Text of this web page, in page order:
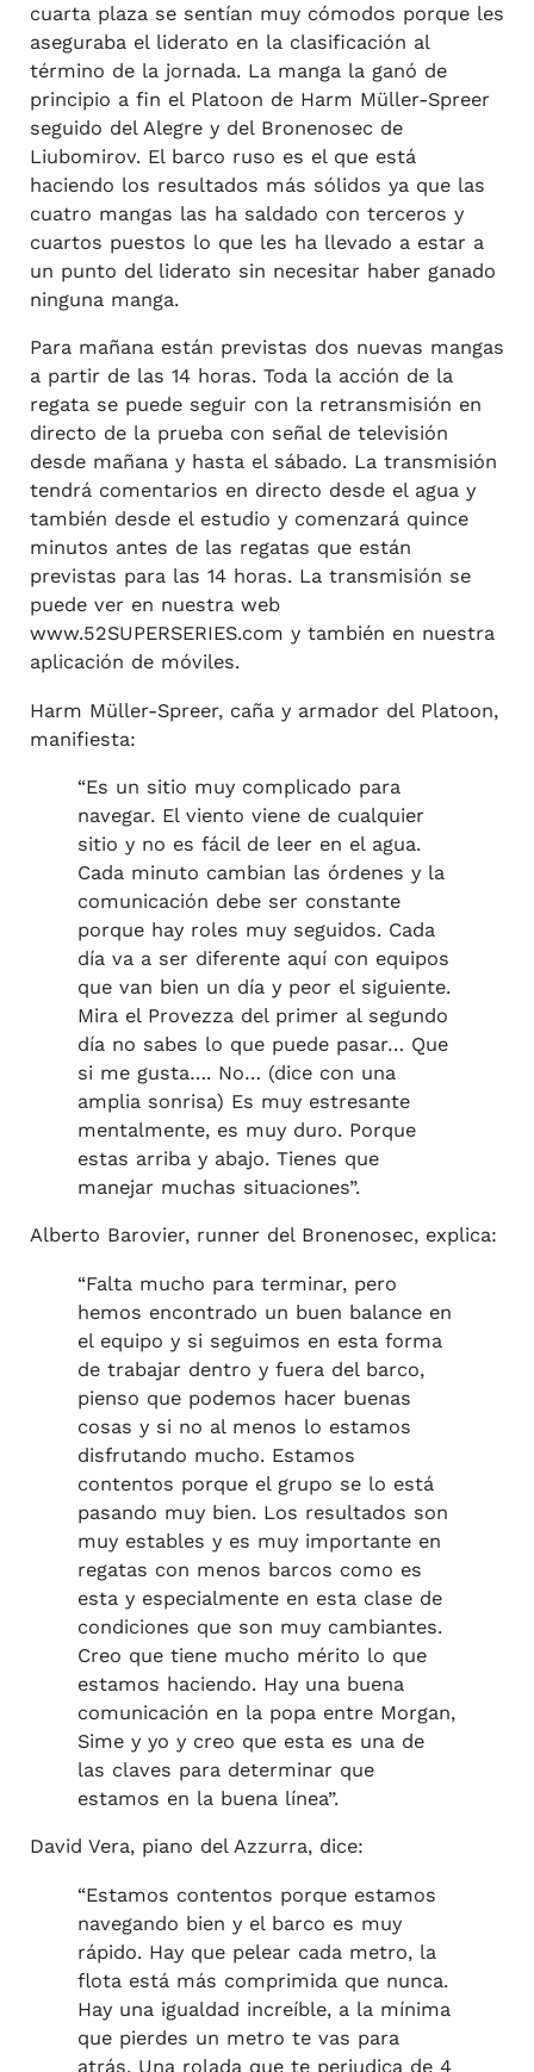
cuarta plaza se sentían muy cómodos porque les
aseguraba el liderato en la clasificación al
término de la jornada. La manga la ganó de
principio a fin el Platoon de Harm Müller-Spreer
seguido del Alegre y del Bronenosec de
Liubomirov. El barco ruso es el que está
haciendo los resultados más sólidos ya que las
cuatro mangas las ha saldado con terceros y
cuartos puestos lo que les ha llevado a estar a
un punto del liderato sin necesitar haber ganado
ninguna manga.
Para mañana están previstas dos nuevas mangas
a partir de las 14 horas. Toda la acción de la
regata se puede seguir con la retransmisión en
directo de la prueba con señal de televisión
desde mañana y hasta el sábado. La transmisión
tendrá comentarios en directo desde el agua y
también desde el estudio y comenzará quince
minutos antes de las regatas que están
previstas para las 14 horas. La transmisión se
puede ver en nuestra web
www.52SUPERSERIES.com y también en nuestra
aplicación de móviles.
Harm Müller-Spreer, caña y armador del Platoon,
manifiesta:
“Es un sitio muy complicado para
navegar. El viento viene de cualquier
sitio y no es fácil de leer en el agua.
Cada minuto cambian las órdenes y la
comunicación debe ser constante
porque hay roles muy seguidos. Cada
día va a ser diferente aquí con equipos
que van bien un día y peor el siguiente.
Mira el Provezza del primer al segundo
día no sabes lo que puede pasar… Que
si me gusta…. No… (dice con una
amplia sonrisa) Es muy estresante
mentalmente, es muy duro. Porque
estas arriba y abajo. Tienes que
manejar muchas situaciones”.
Alberto Barovier, runner del Bronenosec, explica:
“Falta mucho para terminar, pero
hemos encontrado un buen balance en
el equipo y si seguimos en esta forma
de trabajar dentro y fuera del barco,
pienso que podemos hacer buenas
cosas y si no al menos lo estamos
disfrutando mucho. Estamos
contentos porque el grupo se lo está
pasando muy bien. Los resultados son
muy estables y es muy importante en
regatas con menos barcos como es
esta y especialmente en esta clase de
condiciones que son muy cambiantes.
Creo que tiene mucho mérito lo que
estamos haciendo. Hay una buena
comunicación en la popa entre Morgan,
Sime y yo y creo que esta es una de
las claves para determinar que
estamos en la buena línea”.
David Vera, piano del Azzurra, dice:
“Estamos contentos porque estamos
navegando bien y el barco es muy
rápido. Hay que pelear cada metro, la
flota está más comprimida que nunca.
Hay una igualdad increíble, a la mínima
que pierdes un metro te vas para
atrás. Una rolada que te perjudica de 4